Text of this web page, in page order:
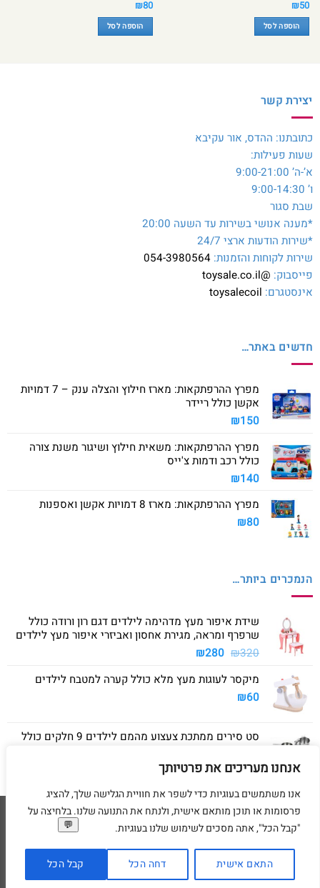
אנחנו מעריכים את פרטיותך
אנו משתמשים בעוגיות כדי לשפר את חוויית הגלישה שלך, להציג
פרסומות או תוכן מותאם אישית, ולנתח את התנועה שלנו. בלחיצה על
"קבל הכל", אתה מסכים לשימוש שלנו בעוגיות.
התאם אישית דחה הכל קבל הכל
₪50
הוספה לסל
₪80
הוספה לסל
יצירת קשר
כתובתנו: ההדס, אור עקיבא
שעות פעילות:
א’-ה’ 9:00-21:00
ו’ 9:00-14:30
שבת סגור
*מענה אנושי בשירות עד השעה 20:00
*שירות הודעות ארצי 24/7
שירות לקוחות והזמנות: 054-3980564
פייסבוק: @toysale.co.il
אינסטגרם: toysalecoil
חדשים באתר…
מפרץ ההרפתקאות: מארז חילוץ והצלה ענק – 7 דמויות
אקשן כולל ריידר
₪150
מפרץ ההרפתקאות: משאית חילוץ ושיגור משנת צורה
כולל רכב ודמות צ'ייס
₪140
מפרץ ההרפתקאות: מארז 8 דמויות אקשן ואספנות
₪80
הנמכרים ביותר…
שידת איפור מעץ מדהימה לילדים דגם רון ורודה כולל
שרפרף ומראה, מגירת אחסון ואביזרי איפור מעץ לילדים
₪320
המחיר
היה:
₪280 המחיר
הוא:
מיקסר לעוגות מעץ מלא כולל קערה למטבח לילדים
₪60
סט סירים ממתכת צעצוע מהמם לילדים 9 חלקים כולל
₪40
Visa
MasterCard
American
Express
Visa
דף הבית מדיניות משלוחים מדיניות החזרת מוצרים תקנון מדיניות פרטיות
בקשת מחיקת פרטים אישיים
בניית ועיצוב אתרי מסחר Code&Concept Copyright 2026 ©